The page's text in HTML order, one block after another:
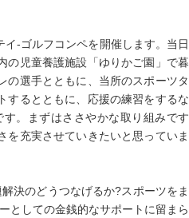
-ゴルフコンペを開催します。当日
の児童養護施設「ゆりかご園」で暮
の選手とともに、当所のスポーツタ
するとともに、応援の練習をするな
。まずはささやかな取り組みです
を充実させていきたいと思っていま
決のどうつなげるか?スポーツをま
としての金銭的なサポートに留まら